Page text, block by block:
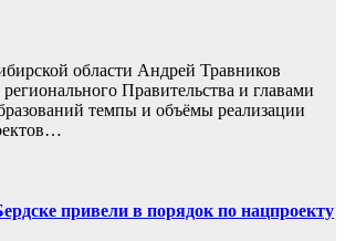
области Андрей Травников
Правительства и главами
темпы и объёмы реализации
привели в порядок по нацпроекту